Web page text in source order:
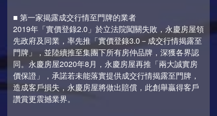
■ 第一家揭露成交行情至門牌的業者
2019年「實價登錄2.0」於立法院闖關失敗，永慶房屋領
先政府及同業，率先推「實價登錄3.0－成交行情揭露至
門牌」，並陸續推至集團下所有房仲品牌，深獲各界認
同。永慶房屋2020年8月，永慶房屋再推「兩大誠實房
價保證」，承諾若未能落實提供成交行情揭露至門牌，
造成客戶損失，永慶房屋將做出賠償，此創舉贏得客戶
讚賞更震撼業界。